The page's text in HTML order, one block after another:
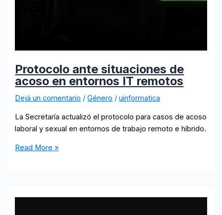
Protocolo ante situaciones de
acoso en entornos IT remotos
Dejá un comentario /Género /uinformatica
La Secretaría actualizó el protocolo para casos de acoso
laboral y sexual en entornos de trabajo remoto e híbrido.
Protocolo
Read More »